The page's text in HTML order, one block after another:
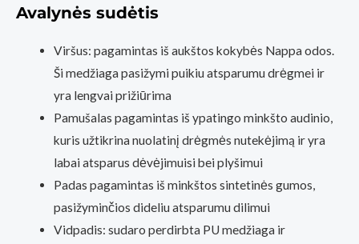
Barefoot
parduotuvė
Kaunas)
Avalynės sudėtis
Viršus: pagamintas iš aukštos kokybės Nappa odos.
Ši medžiaga pasižymi puikiu atsparumu drėgmei ir
yra lengvai prižiūrima
Pamušalas pagamintas iš ypatingo minkšto audinio,
kuris užtikrina nuolatinį drėgmės nutekėjimą ir yra
labai atsparus dėvėjimuisi bei plyšimui
Padas pagamintas iš minkštos sintetinės gumos,
pasižyminčios dideliu atsparumu dilimui
Vidpadis: sudaro perdirbta PU medžiaga ir